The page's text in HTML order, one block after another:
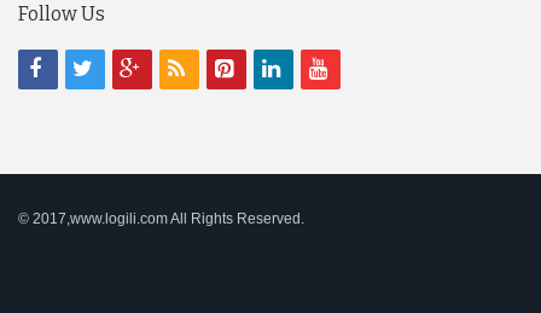
Follow Us
© 2017,www.logili.com All Rights Reserved.